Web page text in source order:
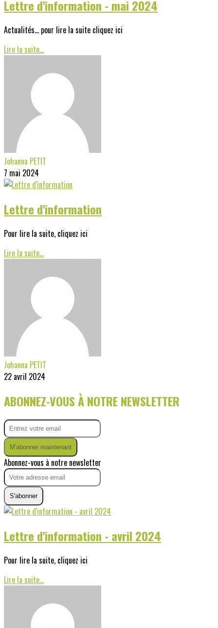
Lettre d'information - mai 2024
Actualités... pour lire la suite cliquez ici
Lire la suite...
Johanna PETIT
7 mai 2024
Lettre d'information
Pour lire la suite, cliquez ici
Lire la suite...
Johanna PETIT
22 avril 2024
ABONNEZ-VOUS À NOTRE NEWSLETTER
M'abonner maintenant
Abonnez-vous à notre newsletter
S'abonner
Lettre d'information - avril 2024
Pour lire la suite, cliquez ici
Lire la suite...